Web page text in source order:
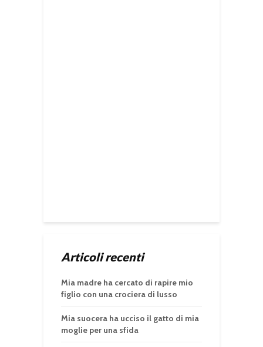
Articoli recenti
Mia madre ha cercato di rapire mio
figlio con una crociera di lusso
Mia suocera ha ucciso il gatto di mia
moglie per una sfida